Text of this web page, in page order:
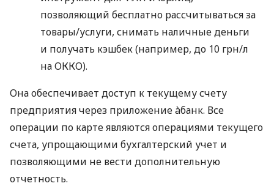
позволяющий бесплатно рассчитываться за
товары/услуги, снимать наличные деньги
и получать кэшбек (например, до 10 грн/л
на ОККО).
Она обеспечивает доступ к текущему счету
предприятия через приложение àбанк. Все
операции по карте являются операциями текущего
счета, упрощающими бухгалтерский учет и
позволяющими не вести дополнительную
отчетность.